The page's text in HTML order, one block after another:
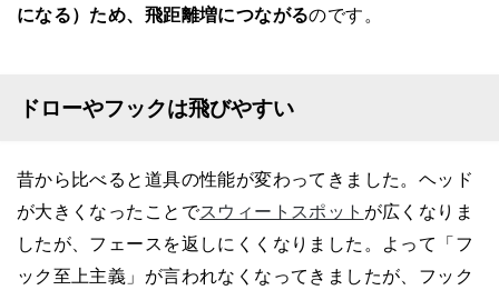
になる）ため、飛距離増につながるのです。
ドローやフックは飛びやすい
昔から比べると道具の性能が変わってきました。ヘッド
が大きくなったことでスウィートスポット が広くなりま
したが、フェースを返しにくくなりました。よって「フ
ック至上主義」が言われなくなってきましたが、フック